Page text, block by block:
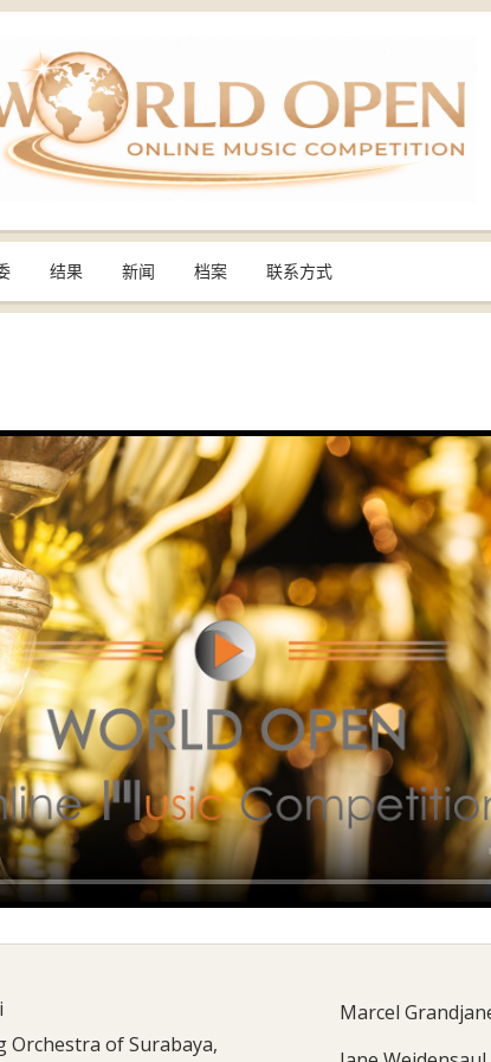
结果 新闻 档案 联系方式
Orchestra of Surabaya,
Marcel